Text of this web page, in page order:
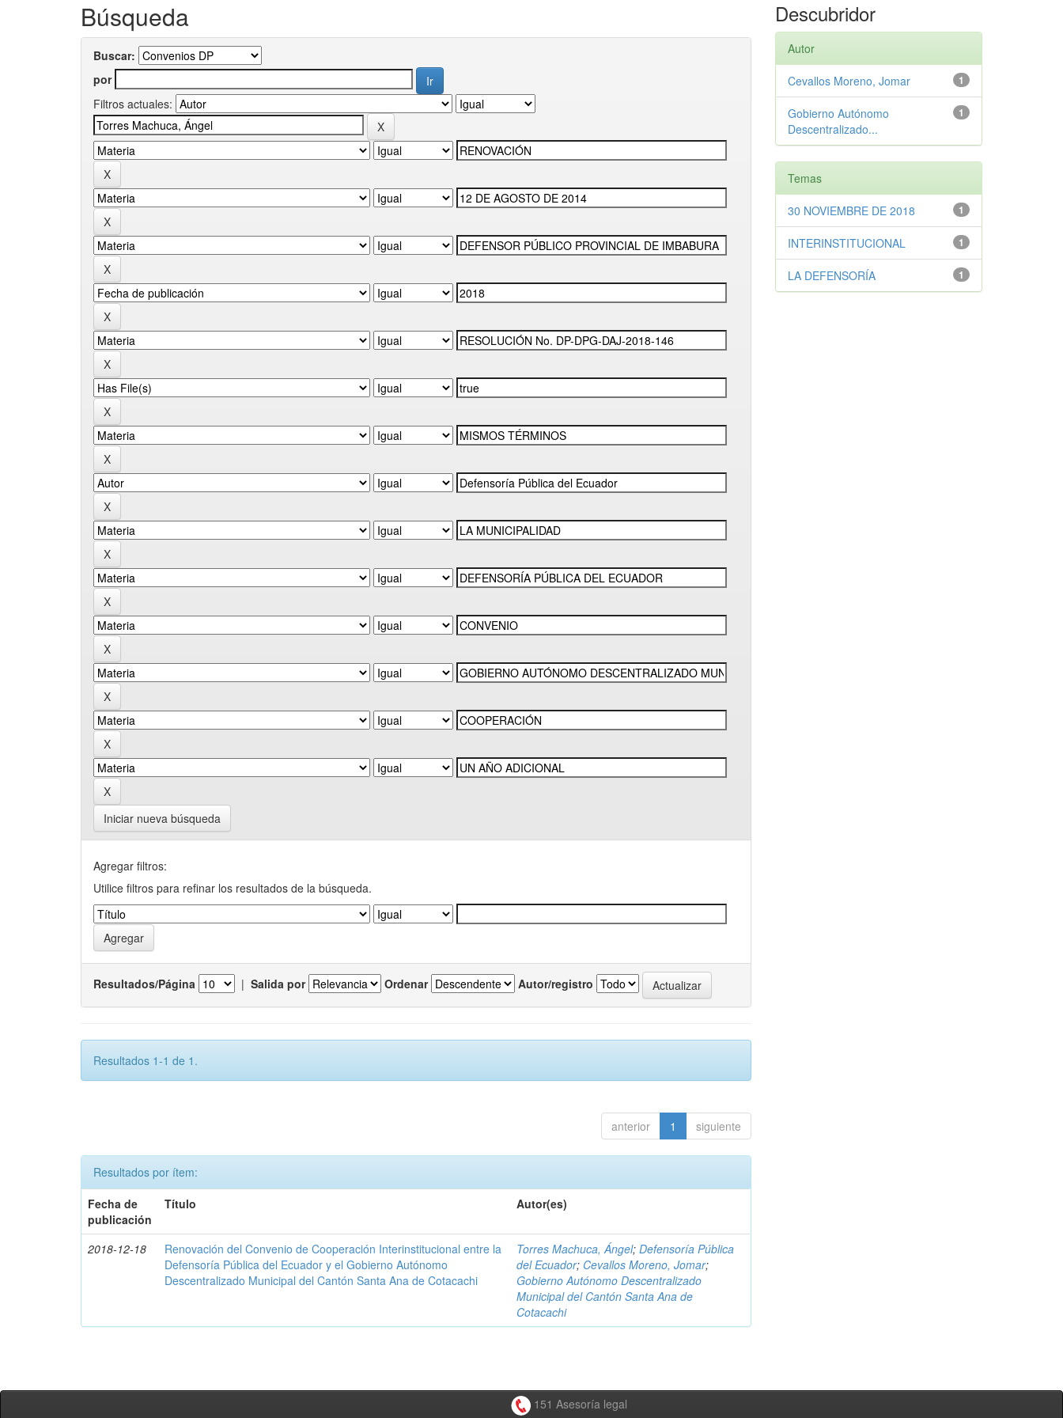
Búsqueda
Buscar:
por
Filtros actuales:
Iniciar nueva búsqueda
Agregar filtros:
Utilice filtros para refinar los resultados de la búsqueda.
Resultados/Página | Salida por Ordenar Autor/registro
Resultados 1-1 de 1.
anterior 1 siguiente
Resultados por ítem:
Fecha de
publicación
Título Autor(es)
2018-12-18
Renovación del Convenio de Cooperación Interinstitucional entre la
Defensoría Pública del Ecuador y el Gobierno Autónomo
Descentralizado Municipal del Cantón Santa Ana de Cotacachi
Torres Machuca, Ángel;Defensoría Pública
del Ecuador; Cevallos Moreno, Jomar;
Gobierno Autónomo Descentralizado
Municipal del Cantón Santa Ana de
Cotacachi
Descubridor
Autor
1
Cevallos Moreno, Jomar
1
Gobierno Autónomo
Descentralizado...
Temas
1
30 NOVIEMBRE DE 2018
1
INTERINSTITUCIONAL
1
LA DEFENSORÍA
151 Asesoría legal